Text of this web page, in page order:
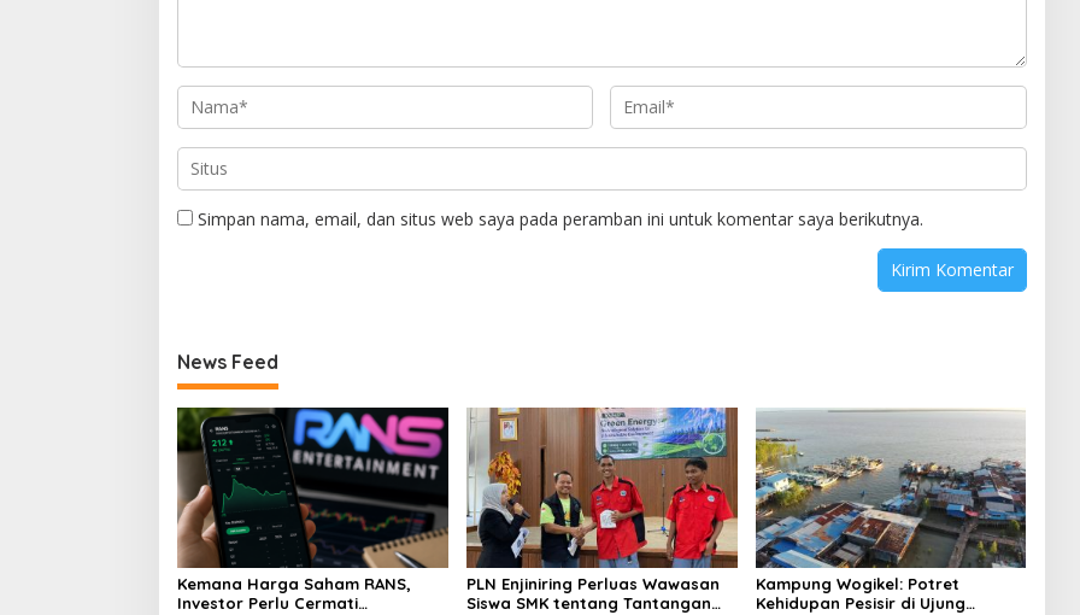
Simpan nama, email, dan situs web saya pada peramban ini untuk komentar saya berikutnya.
News Feed
Kemana Harga Saham RANS,
Investor Perlu Cermati
PLN Enjiniring Perluas Wawasan
Siswa SMK tentang Tantangan
Kampung Wogikel: Potret
Kehidupan Pesisir di Ujung